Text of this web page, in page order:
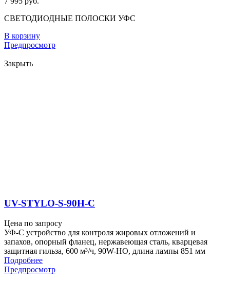
СВЕТОДИОДНЫЕ ПОЛОСКИ УФС
В корзину
Предпросмотр
Закрыть
UV-STYLO-S-90H-C
Цена по запросу
УФ-С устройство для контроля жировых отложений и
запахов, опорный фланец, нержавеющая сталь, кварцевая
защитная гильза, 600 м³/ч, 90W-HO, длина лампы 851 мм
Подробнее
Предпросмотр